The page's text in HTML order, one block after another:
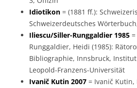
Idiotikon = (1881 ff.):
Schweizerdeutsches
Iliescu/Siller-Runggaldier 1985
Runggaldier, Heidi (1985):
Bibliographie, Innsbruck,
Leopold-Franzens-Universität
Ivanič Kutin 2007 = Ivanič Kutin,